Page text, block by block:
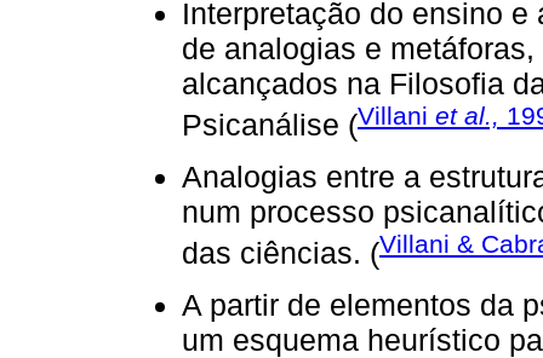
Interpretação do ensino
de analogias e
alcançados na Filosofia
Psicanálise (Villani et al.,
Analogias entre a
num processo
das ciências. (Villani &
A partir de elementos da
um esquema heurístico